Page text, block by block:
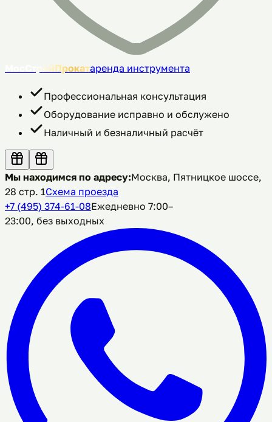
МосСтройПрокатаренда инструмента
Профессиональная консультация
Оборудование исправно и обслужено
Наличный и безналичный расчёт
Мы находимся по адресу:Москва, Пятницкое шоссе,
28 стр. 1Схема проезда
+7 (495) 374-61-08Ежедневно 7:00–
23:00, без выходных